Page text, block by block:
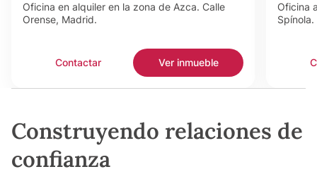
Oficina en alquiler en la zona de Azca. Calle
Orense, Madrid.
Contactar Ver inmueble
Oficina
Spínola.
Construyendo relaciones de
confianza